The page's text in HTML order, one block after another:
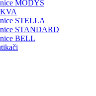
MODYS
STELLA
STANDARD
BELL